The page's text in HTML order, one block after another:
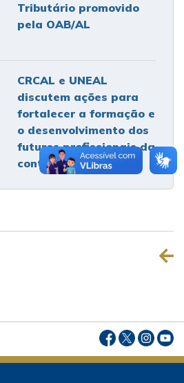
Tributário promovido
pela OAB/AL
CRCAL e UNEAL
discutem ações para
fortalecer a formação e
o desenvolvimento dos
futuros profissionais da
contabilidade